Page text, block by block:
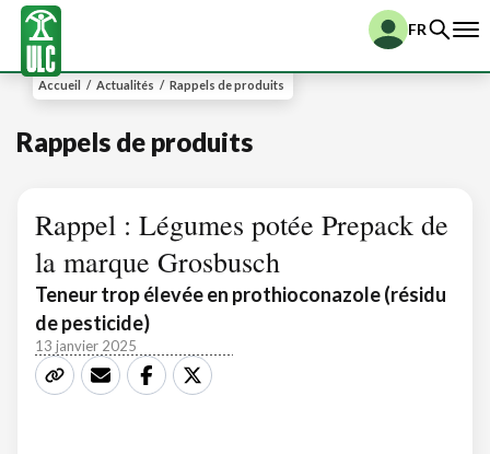
FR
Accueil / Actualités / Rappels de produits
Rappels de produits
Rappel : Légumes potée Prepack de
la marque Grosbusch
Teneur trop élevée en prothioconazole (résidu
de pesticide)
13 janvier 2025